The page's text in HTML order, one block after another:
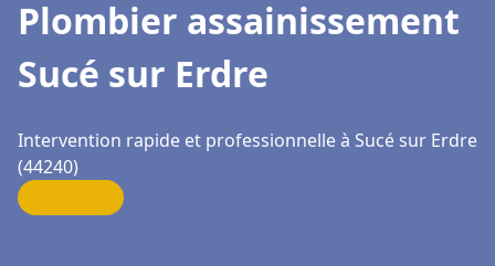
Plombier assainissement
Sucé sur Erdre
Intervention rapide et professionnelle à Sucé sur Erdre
(44240)